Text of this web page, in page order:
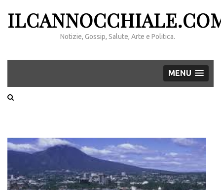
Notizie, Gossip, Salute, Arte e Politica.
MENU